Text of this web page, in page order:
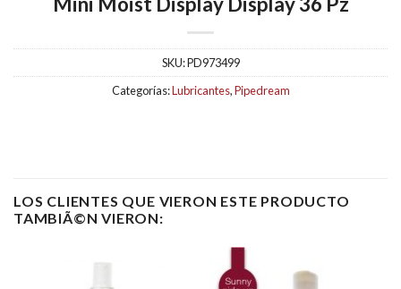
SKU:PD973499
Categorías:Lubricantes,Pipedream
LOS CLIENTES QUE VIERON ESTE PRODUCTO
TAMBIÃ©N VIERON: